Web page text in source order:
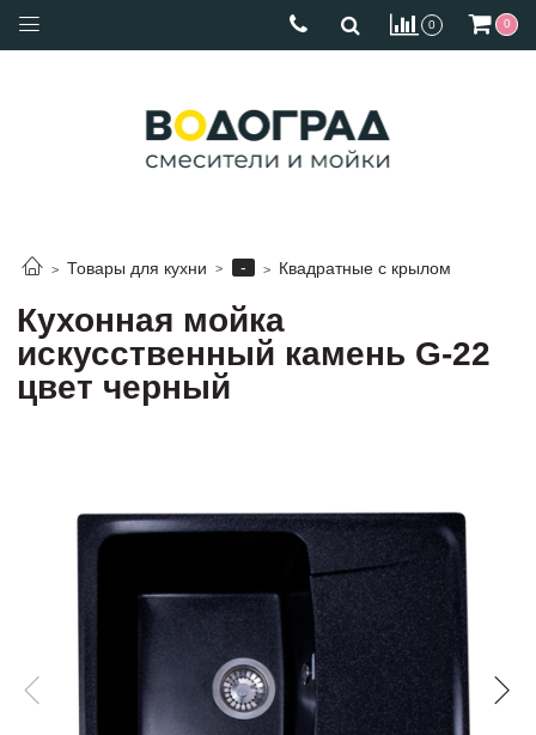
0 0
Товары для кухни - Квадратные с крылом
Кухонная мойка
искусственный камень G-22
цвет черный